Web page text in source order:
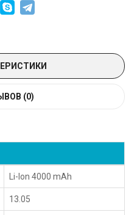
(0)
Li-Ion 4000 mAh
13.05